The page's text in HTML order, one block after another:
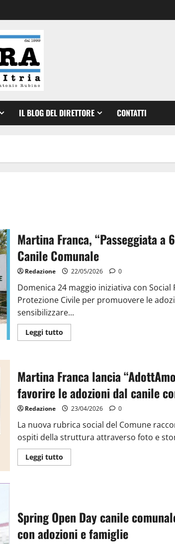
IL BLOG DEL DIRETTORE CONTATTI
Martina Franca, “Passeggiata a
Canile Comunale
Redazione 22/05/2026 0
Domenica 24 maggio iniziativa con Social
Protezione Civile per promuovere le
sensibilizzare...
Leggi tutto
Martina Franca lancia
favorire le adozioni dal canile
Redazione 23/04/2026 0
La nuova rubrica social del Comune
ospiti della struttura attraverso foto e
Leggi tutto
Spring Open Day canile
con adozioni e famiglie